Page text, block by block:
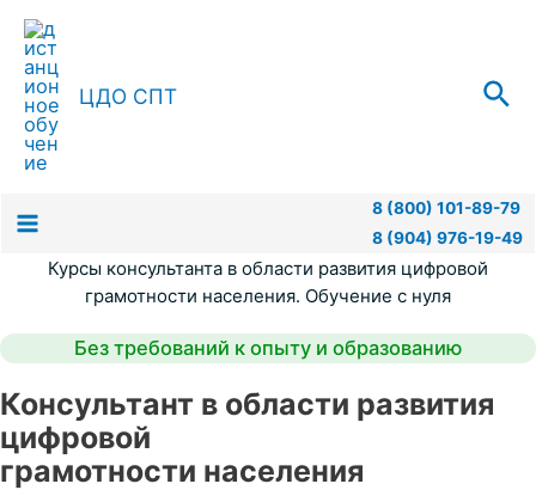
Перейти
содержимому
ЦДО СПТ
Menu
8 (800) 101-89-79
8 (904) 976-19-49
Курсы консультанта в области развития цифровой
грамотности населения. Обучение с нуля
Без требований к опыту и образованию
Консультант в области развития
цифровой
грамотности населения